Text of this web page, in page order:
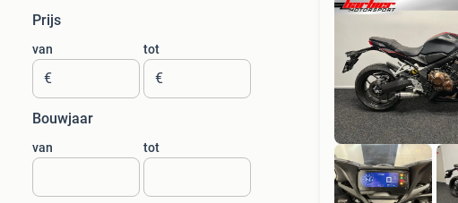
Prijs
van
€
tot
€
Bouwjaar
van tot